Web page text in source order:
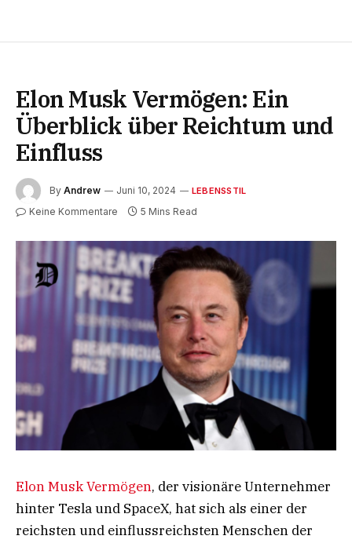
Elon Musk Vermögen: Ein
Überblick über Reichtum und
Einfluss
By Andrew Juni 10, 2024 LEBENSSTIL
Keine Kommentare 5 Mins Read
Elon Musk Vermögen, der visionäre Unternehmer
hinter Tesla und SpaceX, hat sich als einer der
reichsten und einflussreichsten Menschen der